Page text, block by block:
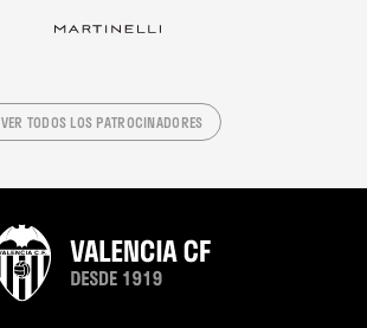
VER TODOS LOS PATROCINADORES